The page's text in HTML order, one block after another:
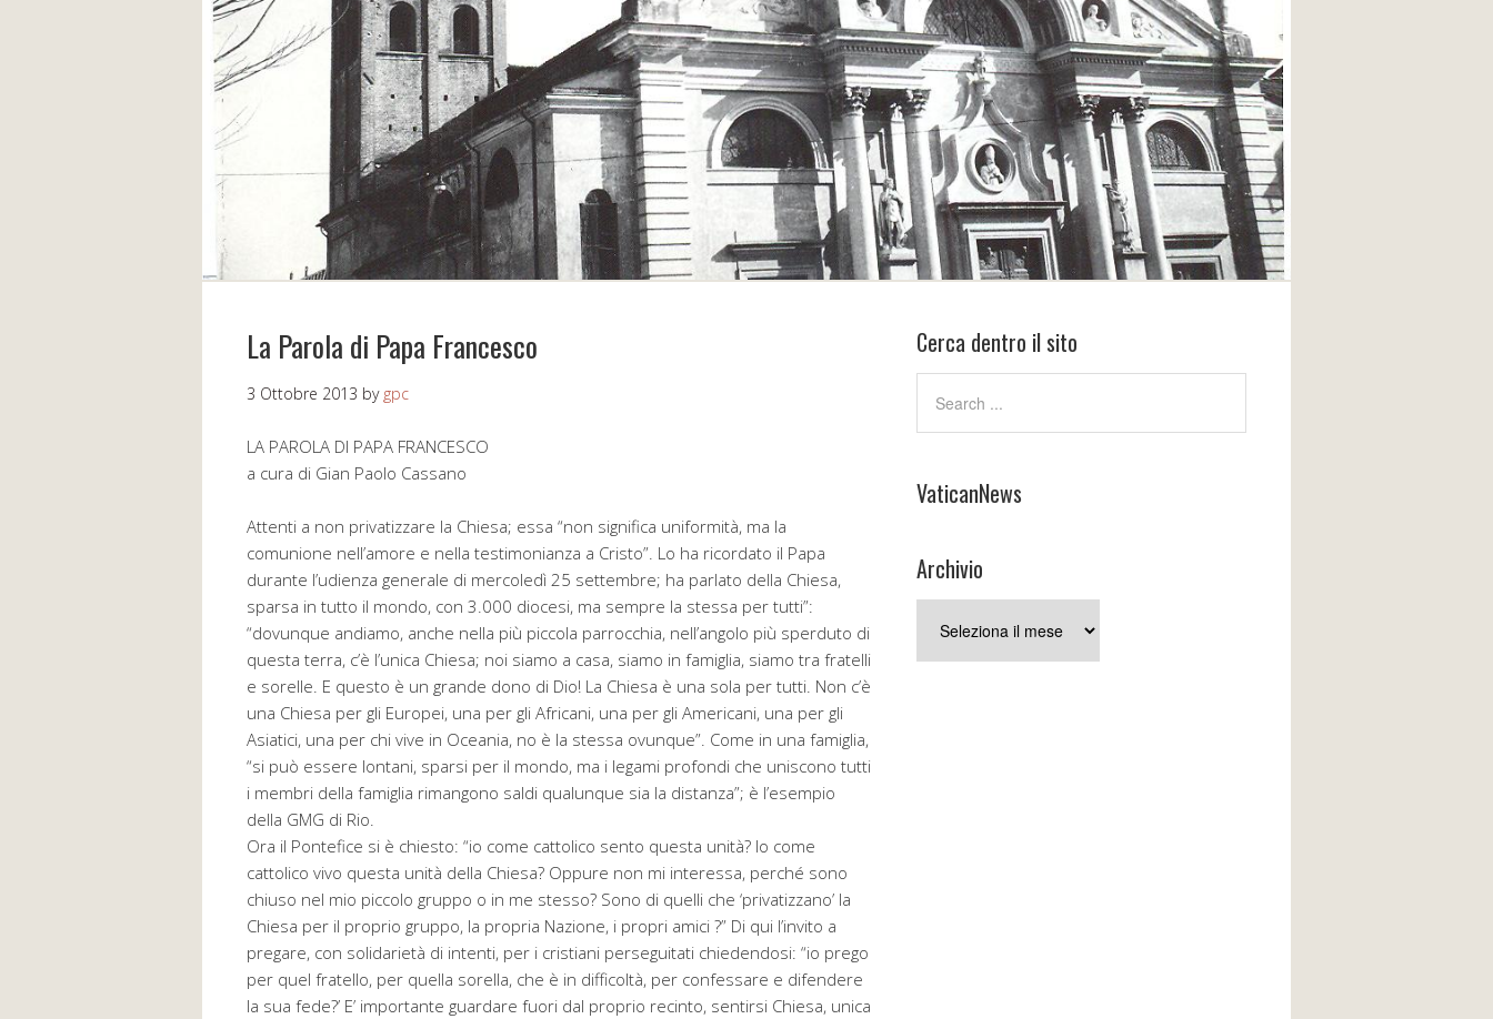
La Parola di Papa Francesco
3 Ottobre 2013 by gpc
LA PAROLA DI PAPA FRANCESCO
a cura di Gian Paolo Cassano
Attenti a non privatizzare la Chiesa; essa “non significa uniformità, ma la
comunione nell’amore e nella testimonianza a Cristo”. Lo ha ricordato il Papa
durante l’udienza generale di mercoledì 25 settembre; ha parlato della Chiesa,
sparsa in tutto il mondo, con 3.000 diocesi, ma sempre la stessa per tutti”:
“dovunque andiamo, anche nella più piccola parrocchia, nell’angolo più sperduto di
questa terra, c’è l’unica Chiesa; noi siamo a casa, siamo in famiglia, siamo tra fratelli
e sorelle. E questo è un grande dono di Dio! La Chiesa è una sola per tutti. Non c’è
una Chiesa per gli Europei, una per gli Africani, una per gli Americani, una per gli
Asiatici, una per chi vive in Oceania, no è la stessa ovunque”. Come in una famiglia,
“si può essere lontani, sparsi per il mondo, ma i legami profondi che uniscono tutti
i membri della famiglia rimangono saldi qualunque sia la distanza”; è l’esempio
della GMG di Rio.
Ora il Pontefice si è chiesto: “io come cattolico sento questa unità? Io come
cattolico vivo questa unità della Chiesa? Oppure non mi interessa, perché sono
chiuso nel mio piccolo gruppo o in me stesso? Sono di quelli che ‘privatizzano’ la
Chiesa per il proprio gruppo, la propria Nazione, i propri amici ?” Di qui l’invito a
pregare, con solidarietà di intenti, per i cristiani perseguitati chiedendosi: “io prego
per quel fratello, per quella sorella, che è in difficoltà, per confessare e difendere
la sua fede?’ E’ importante guardare fuori dal proprio recinto, sentirsi Chiesa, unica
Cerca dentro il sito
VaticanNews
Archivio